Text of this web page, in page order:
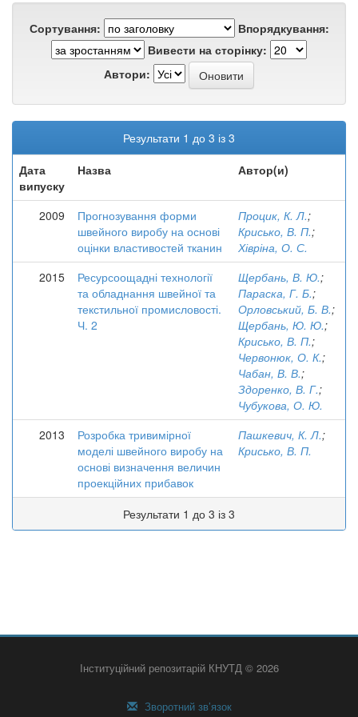
Сортування:
Впорядкування:
Вивести на сторінку:
Автори:
Результати 1 до 3 із 3
Дата
випуску
Назва Автор(и)
2009
Прогнозування форми
швейного виробу на основі
оцінки властивостей тканин
Процик, К. Л.;
Крисько, В. П.;
Хівріна, О. С.
2015
Ресурсоощадні технології
та обладнання швейної та
текстильної промисловості.
Ч. 2
Щербань, В. Ю.;
Параска, Г. Б.;
Орловський, Б. В.;
Щербань, Ю. Ю.;
Крисько, В. П.;
Червонюк, О. К.;
Чабан, В. В.;
Здоренко, В. Г.;
Чубукова, О. Ю.
2013
Розробка тривимірної
моделі швейного виробу на
основі визначення величин
проекційних прибавок
Пашкевич, К. Л.;
Крисько, В. П.
Результати 1 до 3 із 3
Інституційний репозитарій КНУТД © 2026
Зворотний зв’язок